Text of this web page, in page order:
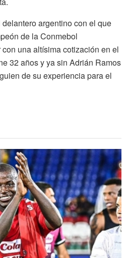
delantero argentino con el que
de la Conmebol
una altísima cotización en el
32 años y ya sin Adrián Ramos
de su experiencia para el